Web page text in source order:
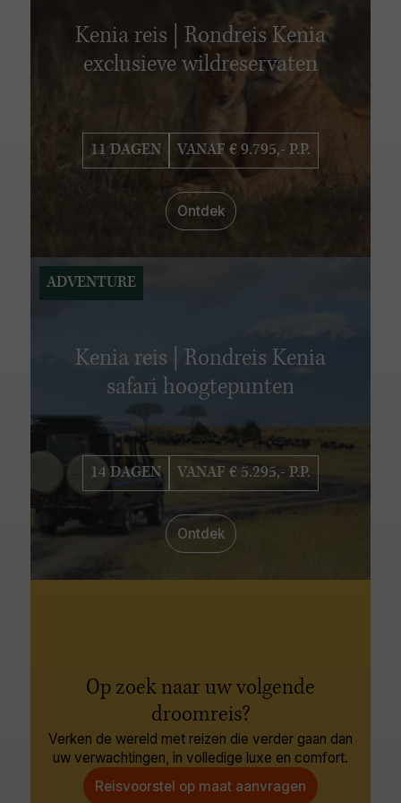
Kenia reis | Rondreis Kenia
exclusieve wildreservaten
11 DAGEN VANAF € 9.795,- P.P.
Ontdek
Kenia reis | Rondreis Kenia
safari hoogtepunten
14 DAGEN VANAF € 5.295,- P.P.
Ontdek
ADVENTURE
Op zoek naar uw volgende
droomreis?
Verken de wereld met reizen die verder gaan dan
uw verwachtingen, in volledige luxe en comfort.
Reisvoorstel op maat aanvragen